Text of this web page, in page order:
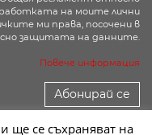
на моите лични
ми права, посочени в
защитата на данните.
Повече информация
Абонирай се
ще се съхраняват на